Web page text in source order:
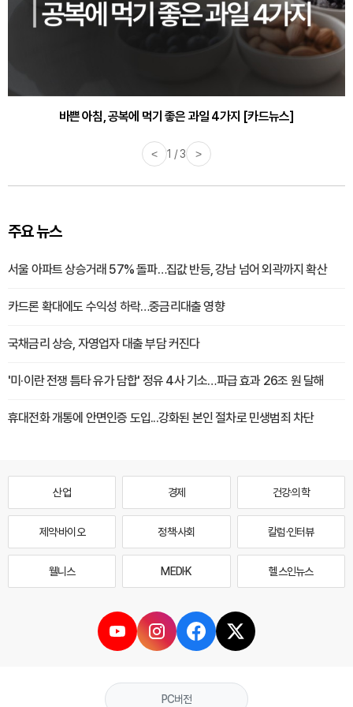
바쁜 아침, 공복에 먹기 좋은 과일 4가지 [카드뉴스]
< 1 / 3 >
주요 뉴스
서울 아파트 상승거래 57% 돌파…집값 반등, 강남 넘어 외곽까지 확산
카드론 확대에도 수익성 하락…중금리대출 영향
국채금리 상승, 자영업자 대출 부담 커진다
'미·이란 전쟁 틈타 유가 담합' 정유 4사 기소…파급 효과 26조 원 달해
휴대전화 개통에 안면인증 도입...강화된 본인 절차로 민생범죄 차단
산업 경제 건강·의학
제약·바이오 정책·사회 칼럼·인터뷰
웰니스 MEDI·K 헬스인뉴스
PC버전